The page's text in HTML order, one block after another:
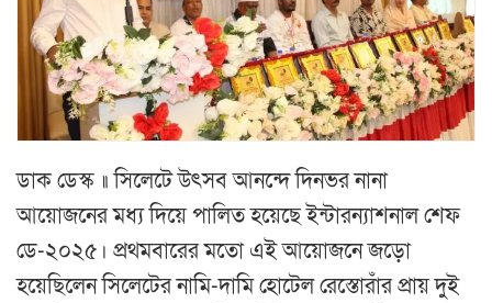
ডাক ডেস্ক ॥ সিলেটে উৎসব আনন্দে দিনভর নানা
আয়োজনের মধ্য দিয়ে পালিত হয়েছে ইন্টারন্যাশনাল শেফ
ডে-২০২৫। প্রথমবারের মতো এই আয়োজনে জড়ো
হয়েছিলেন সিলেটের নামি-দামি হোটেল রেস্তোরাঁর প্রায় দুই